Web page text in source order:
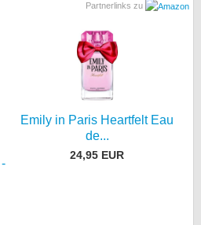
Partnerlinks zu
Emily in Paris Heartfelt Eau
de...
24,95 EUR